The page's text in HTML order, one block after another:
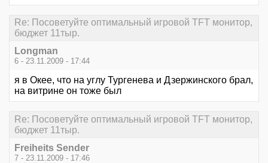
Re: Посоветуйте оптимальный игровой TFT монитор,
бюджет 11тыр.
Longman
6 - 23.11.2009 - 17:44
я в Окее, что на углу Тургенева и Дзержинского брал,
на витрине он тоже был
Re: Посоветуйте оптимальный игровой TFT монитор,
бюджет 11тыр.
Freiheits Sender
7 - 23.11.2009 - 17:46